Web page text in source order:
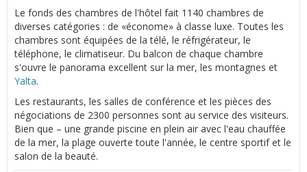
Le fonds des chambres de l'hôtel fait 1140 chambres de
diverses catégories : de «économe» à classe luxe. Toutes les
chambres sont équipées de la télé, le réfrigérateur, le
téléphone, le climatiseur. Du balcon de chaque chambre
s'ouvre le panorama excellent sur la mer, les montagnes et
Yalta.
Les restaurants, les salles de conférence et les pièces des
négociations de 2300 personnes sont au service des visiteurs.
Bien que – une grande piscine en plein air avec l'eau chauffée
de la mer, la plage ouverte toute l'année, le centre sportif et le
salon de la beauté.